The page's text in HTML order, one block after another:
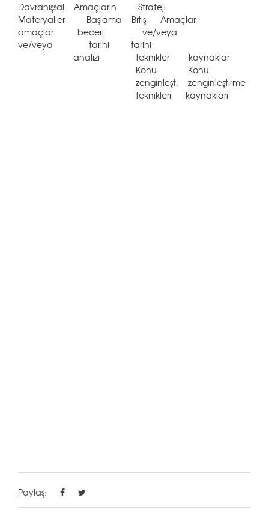
Davranışsal Amaçların Strateji
Materyaller Başlama Bitiş Amaçlar
amaçlar beceri ve/veya
ve/veya tarihi tarihi
analizi teknikler kaynaklar
Konu Konu
zenginleşt. zenginleştirme
teknikleri kaynakları
Paylaş: